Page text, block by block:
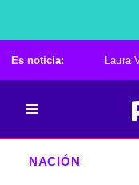
Es noticia: Laura
NACIÓN